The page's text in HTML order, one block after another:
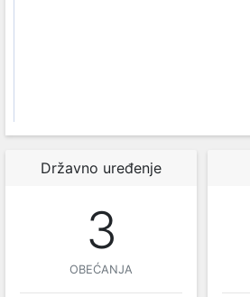
Državno uređenje
3
OBEĆANJA